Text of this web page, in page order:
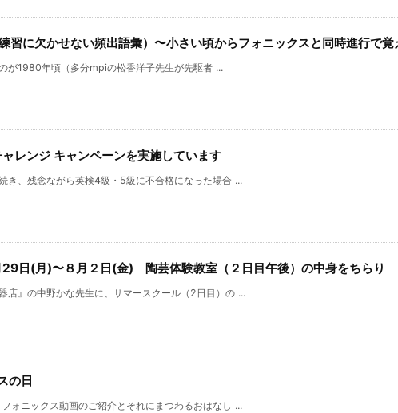
習に欠かせない頻出語彙）〜小さい頃からフォニックスと同時進行で覚
が1980年頃（多分mpiの松香洋子先生が先駆者 ...
レンジ キャンペーンを実施しています
き、残念ながら英検4級・5級に不合格になった場合 ...
日(月)〜８月２日(金) 陶芸体験教室（２日目午後）の中身をちらり
店』の中野かな先生に、サマースクール（2日目）の ...
の日
ォニックス動画のご紹介とそれにまつわるおはなし ...